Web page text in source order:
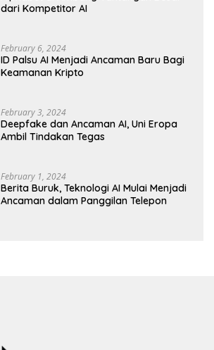
dari Kompetitor AI
February 6, 2024
ID Palsu AI Menjadi Ancaman Baru Bagi
Keamanan Kripto
February 3, 2024
Deepfake dan Ancaman AI, Uni Eropa
Ambil Tindakan Tegas
February 1, 2024
Berita Buruk, Teknologi AI Mulai Menjadi
Ancaman dalam Panggilan Telepon